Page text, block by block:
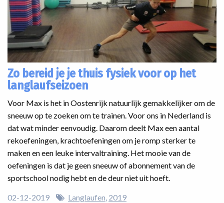
Zo bereid je je thuis fysiek voor op het
langlaufseizoen
Voor Max is het in Oostenrijk natuurlijk gemakkelijker om de
sneeuw op te zoeken om te trainen. Voor ons in Nederland is
dat wat minder eenvoudig. Daarom deelt Max een aantal
rekoefeningen, krachtoefeningen om je romp sterker te
maken en een leuke intervaltraining. Het mooie van de
oefeningen is dat je geen sneeuw of abonnement van de
sportschool nodig hebt en de deur niet uit hoeft.
02-12-2019 Langlaufen 2019